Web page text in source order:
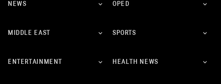
NEWS OPED
MIDDLE EAST SPORTS
ENTERTAINMENT HEALTH NEWS